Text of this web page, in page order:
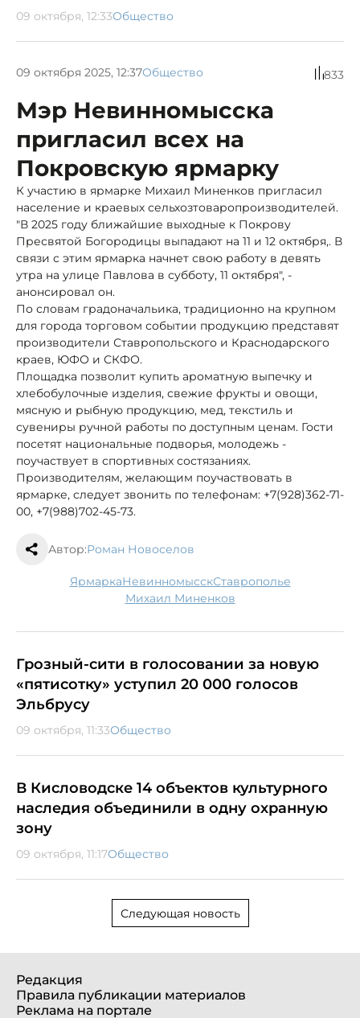
09 октября, 12:33Общество
09 октября 2025, 12:37Общество 833
Мэр Невинномысска
пригласил всех на
Покровскую ярмарку
К участию в ярмарке Михаил Миненков пригласил
население и краевых сельхозтоваропроизводителей.
"В 2025 году ближайшие выходные к Покрову
Пресвятой Богородицы выпадают на 11 и 12 октября,. В
связи с этим ярмарка начнет свою работу в девять
утра на улице Павлова в субботу, 11 октября", -
анонсировал он.
По словам градоначальика, традиционно на крупном
для города торговом событии продукцию представят
производители Ставропольского и Краснодарского
краев, ЮФО и СКФО.
Площадка позволит купить ароматную выпечку и
хлебобулочные изделия, свежие фрукты и овощи,
мясную и рыбную продукцию, мед, текстиль и
сувениры ручной работы по доступным ценам. Гости
посетят национальные подворья, молодежь -
поучаствует в спортивных состязаниях.
Производителям, желающим поучаствовать в
ярмарке, следует звонить по телефонам: +7(928)362-71-
00, +7(988)702-45-73.
Автор:Роман Новоселов
ярмарка Невинномысск Ставрополье
Михаил Миненков
Грозный-сити в голосовании за новую
«пятисотку» уступил 20 000 голосов
Эльбрусу
09 октября, 11:33Общество
В Кисловодске 14 объектов культурного
наследия объединили в одну охранную
зону
09 октября, 11:17Общество
Следующая новость
Редакция
Правила публикации материалов
Реклама на портале